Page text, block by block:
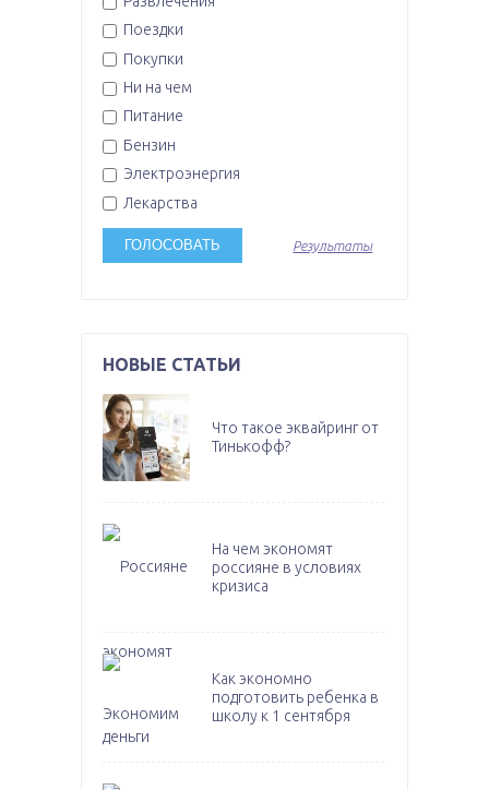
Поездки
Покупки
Ни на чем
Питание
Бензин
Электроэнергия
Лекарства
Результаты
НОВЫЕ СТАТЬИ
Что такое эквайринг от
Тинькофф?
На чем экономят
россияне в условиях
кризиса
Как экономно
подготовить ребенка в
школу к 1 сентября